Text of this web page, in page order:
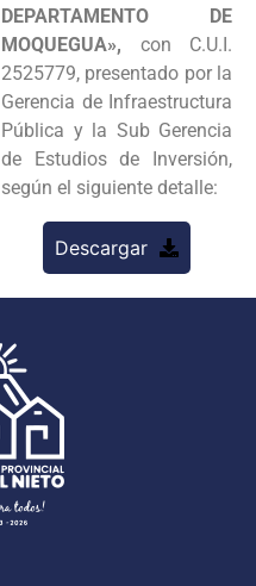
DEPARTAMENTO DE
MOQUEGUA», con C.U.I.
2525779, presentado por la
Gerencia de Infraestructura
Pública y la Sub Gerencia
de Estudios de Inversión,
según el siguiente detalle:
Descargar